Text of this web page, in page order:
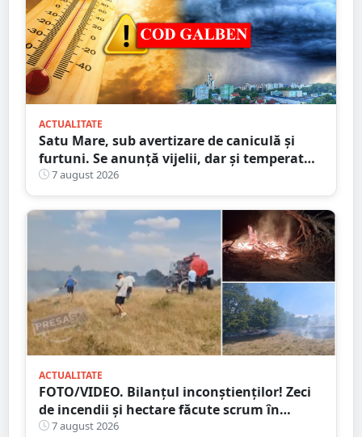
ACTUALITATE
Satu Mare, sub avertizare de caniculă și
furtuni. Se anunță vijelii, dar și temperaturi
ridicate. Avertizarea ANM
7 august 2026
ACTUALITATE
FOTO/VIDEO. Bilanțul inconștienților! Zeci
de incendii și hectare făcute scrum în
județul Satu Mare
7 august 2026